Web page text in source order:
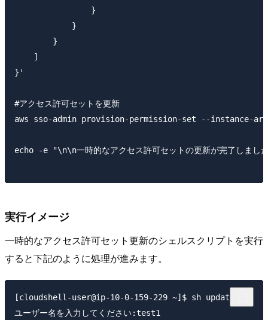
                }
            }
        }
    ]
}'
#アクセス許可セットを更新
aws sso-admin provision-permission-set --instance-arn
echo -e "\n\n一時的なアクセス許可セットの更新が完了しまし
実行イメージ
一時的なアクセス許可セット更新のシェルスクリプトを実行
すると下記のように処理が進みます。
[cloudshell-user@ip-10-0-159-229 ~]$ sh update.sh
ユーザー名を入力してください:test1